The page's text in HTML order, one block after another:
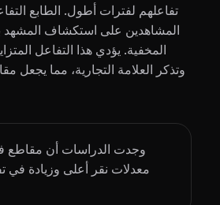
تفاعلهم لفترات أطول. الطابع
المشاهدين على استكشاف المشهد
المخفية. يؤدي هذا التفاعل
معدلات نقر أعلى وزيادة في